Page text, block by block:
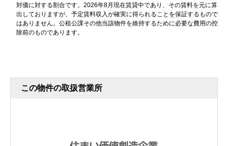
対価に対する割合です。2026年8月現在賃貸中であり、その賃料を元に算
出しておりますが、予定賃料収入が確実に得られることを保証するもので
はありません。公租公課その他当該物件を維持するために必要な費用の控
除前のものであります。
この物件の取扱営業所